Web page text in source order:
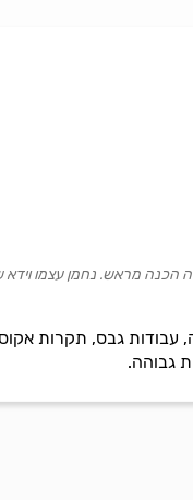
גבס, תקרות
גבוהה.
הכנה מראש. נחמן עצמו